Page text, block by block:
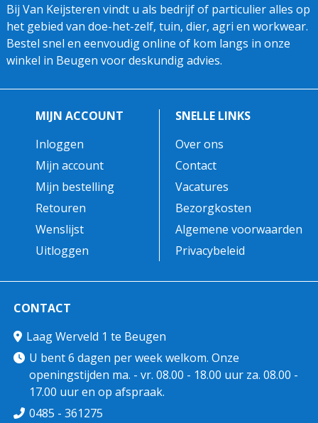
Bij Van Keijsteren vindt u als bedrijf of particulier alles op
het gebied van doe-het-zelf, tuin, dier, agri en workwear.
Bestel snel en eenvoudig online of kom langs in onze
winkel in Beugen voor deskundig advies.
MIJN ACCOUNT
Inloggen
Mijn account
Mijn bestelling
Retouren
Wenslijst
Uitloggen
SNELLE LINKS
Over ons
Contact
Vacatures
Bezorgkosten
Algemene voorwaarden
Privacybeleid
CONTACT
Laag Werveld 1 te Beugen
U bent 6 dagen per week welkom. Onze
openingstijden ma. - vr. 08.00 - 18.00 uur za. 08.00 -
17.00 uur en op afspraak.
0485 - 361275